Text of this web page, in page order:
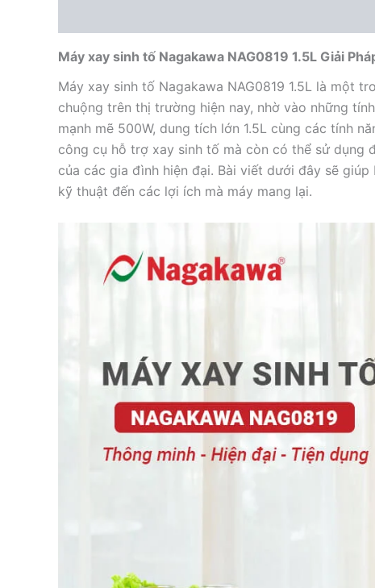
Máy xay sinh tố Nagakawa NAG0819 1.5L Giải
Máy xay sinh tố Nagakawa NAG0819 1.5L là một
chuộng trên thị trường hiện nay, nhờ vào những
mạnh mẽ 500W, dung tích lớn 1.5L cùng các tính
công cụ hỗ trợ xay sinh tố mà còn có thể sử dụng
của các gia đình hiện đại. Bài viết dưới đây sẽ
kỹ thuật đến các lợi ích mà máy mang lại.